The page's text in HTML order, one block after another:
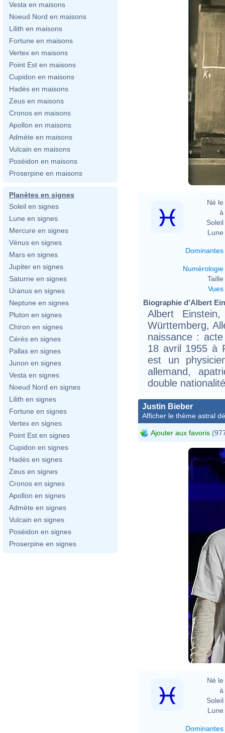
Vesta en maisons
Noeud Nord en maisons
Lilith en maisons
Fortune en maisons
Vertex en maisons
Point Est en maisons
Cupidon en maisons
Hadès en maisons
Zeus en maisons
Cronos en maisons
Apollon en maisons
Admète en maisons
Vulcain en maisons
Poséidon en maisons
Proserpine en maisons
Planètes en signes
Soleil en signes
Lune en signes
Mercure en signes
Vénus en signes
Mars en signes
Jupiter en signes
Saturne en signes
Uranus en signes
Neptune en signes
Pluton en signes
Chiron en signes
Cérès en signes
Pallas en signes
Junon en signes
Vesta en signes
Noeud Nord en signes
Lilith en signes
Fortune en signes
Vertex en signes
Point Est en signes
Cupidon en signes
Hadès en signes
Zeus en signes
Cronos en signes
Apollon en signes
Admète en signes
Vulcain en signes
Poséidon en signes
Proserpine en signes
Né le
à
Soleil
Lune
Dominantes
Numérologie
Taille
Vues
Biographie d'Albert
Albert
Württemberg,
naissance :
18 avril 1955 à
est un
allemand,
double
Justin Bieber
Afficher le thème astral
Ajouter aux favoris
Né le
à
Soleil
Lune
Dominantes